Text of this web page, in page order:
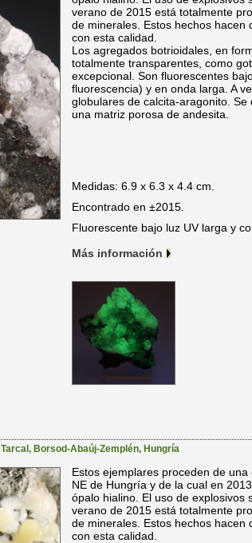
verano de 2015 está totalmente
de minerales. Estos hechos
con esta calidad.
Los agregados botrioidales, en
totalmente transparentes, como
excepcional. Son fluorescentes
fluorescencia) y en onda larga. A
globulares de calcita-aragonito.
una matriz porosa de andesita.
Medidas: 6.9 x 6.3 x 4.4 cm.
Encontrado en ±2015.
Fluorescente bajo luz UV larga y
Más información
Tarcal, Borsod-Abaúj-Zemplén, Hungría
Estos ejemplares proceden de una
NE de Hungría y de la cual en
ópalo hialino. El uso de explosivos
verano de 2015 está totalmente
de minerales. Estos hechos
con esta calidad.